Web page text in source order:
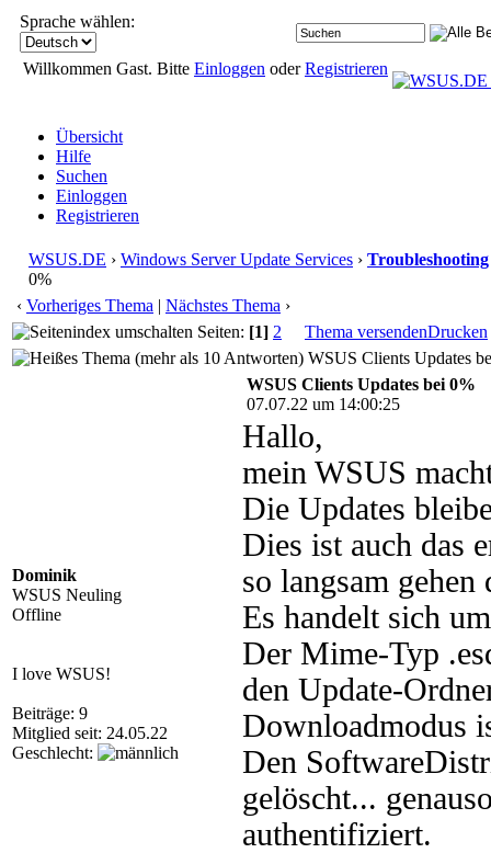
Sprache wählen:
Willkommen Gast. Bitte Einloggen oderRegistrieren
Übersicht
Hilfe
Suchen
Einloggen
Registrieren
WSUS.DE › Windows Server Update Services › Troubleshooting
0%
‹ Vorheriges Thema | Nächstes Thema ›
Seiten: [1] 2 Thema versendenDrucken
WSUS Clients Updates
Dominik
WSUS Neuling
Offline
I love WSUS!
Beiträge: 9
Mitglied seit: 24.05.22
Geschlecht:
WSUS Clients Updates bei 0%
07.07.22 um 14:00:25
Hallo,
mein WSUS
Die Updates
Dies ist auch das
so langsam
Es handelt sich
Der Mime-Typ
den Update-
Downloadmodus
Den
gelöscht...
authentifiziert.